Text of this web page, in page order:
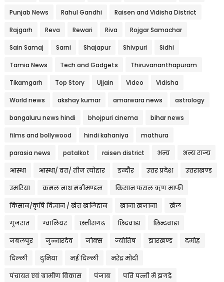
Punjab News Rahul Gandhi Raisen and Vidisha District
Rajgarh Reva Rewari Riva Rojgar Samachar
Sain Samaj Sarni Shajapur Shivpuri Sidhi
Tamia News Tech and Gadgets Thiruvananthapuram
Tikamgarh Top Story Ujjain Video Vidisha
World news akshay kumar amarwara news astrology
bangaluru news hindi bhojpuri cinema bihar news
films and bollywood hindi kahaniya mathura
parasia news patalkot raisen district अन्य अन्य राज्य
आस्था आस्था/ व्रत/ तीज त्‍योहार इन्दौर उत्तर प्रदेश उत्तराखण्ड
उमरिया कमल नाथ मंत्रीमण्डल किसान फसल ऋण माफी
किसान/कृषि विज्ञान / खेत खलिहान खाना खज़ाना खेल
गुजरात ग्वालियर छत्तीसगढ़ छिंदवाड़ा छिन्दवाड़ा
जबलपुर जुन्नारदेव जोक्स ज्योतिष झारखण्ड दमोह
दिल्ली दुनिया नई दिल्ली नरेंद्र मोदी
पंचायत एवं ग्रामीण विकास पंजाब पति पत्नी में झगड़े